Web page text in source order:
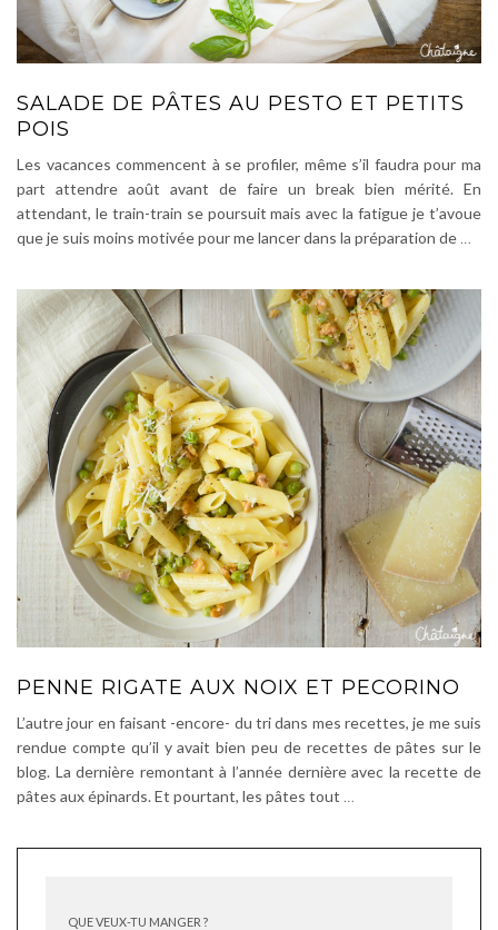
SALADE DE PÂTES AU PESTO ET PETITS
POIS
Les vacances commencent à se profiler, même s’il faudra pour ma
part attendre août avant de faire un break bien mérité. En
attendant, le train-train se poursuit mais avec la fatigue je t’avoue
que je suis moins motivée pour me lancer dans la préparation de …
PENNE RIGATE AUX NOIX ET PECORINO
L’autre jour en faisant -encore- du tri dans mes recettes, je me suis
rendue compte qu’il y avait bien peu de recettes de pâtes sur le
blog. La dernière remontant à l’année dernière avec la recette de
pâtes aux épinards. Et pourtant, les pâtes tout …
QUE VEUX-TU MANGER ?